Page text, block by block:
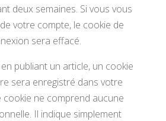
deux semaines. Si vous vous
votre compte, le cookie de
sera effacé.
publiant un article, un cookie
sera enregistré dans votre
cookie ne comprend aucune
Il indique simplement